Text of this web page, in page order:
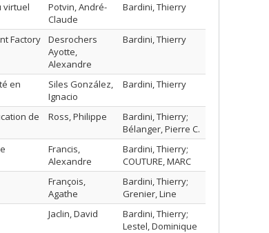
virtuel
Potvin, André-
Claude
Bardini, Thierry
Factory
Desrochers
Ayotte,
Alexandre
Bardini, Thierry
en
Siles González,
Ignacio
Bardini, Thierry
de
Ross, Philippe
Bardini, Thierry;
Bélanger, Pierre C.
Francis,
Alexandre
Bardini, Thierry;
COUTURE, MARC
François,
Agathe
Bardini, Thierry;
Grenier, Line
Jaclin, David
Bardini, Thierry;
Lestel, Dominique